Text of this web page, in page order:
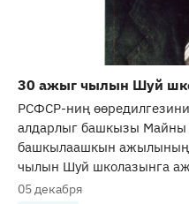
30 ажыг чылын Шуй
РСФСР-ниң
алдарлыг башкызы Майны
башкылаашкын
чылын Шуй школазынга
05 декабря